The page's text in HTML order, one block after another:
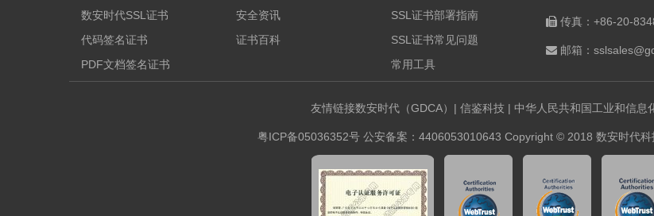
数安时代SSL证书
代码签名证书
PDF文档签名证书
安全资讯
证书百科
SSL证书部署指南
SSL证书常见问题
常用工具
传真：+86-20-
邮箱：
友情链接数安时代（GDCA） | 信鉴科技 | 中华人民共和国工业和信息
粤ICP备05036352号 公安备案：4406053010643 Copyright © 2018 数安时代科